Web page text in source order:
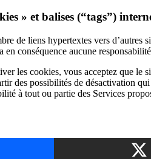
» et balises (“tags”)
de liens hypertextes vers d’autres
en conséquence aucune
les cookies, vous acceptez que le
des possibilités de désactivation
à tout ou partie des Services